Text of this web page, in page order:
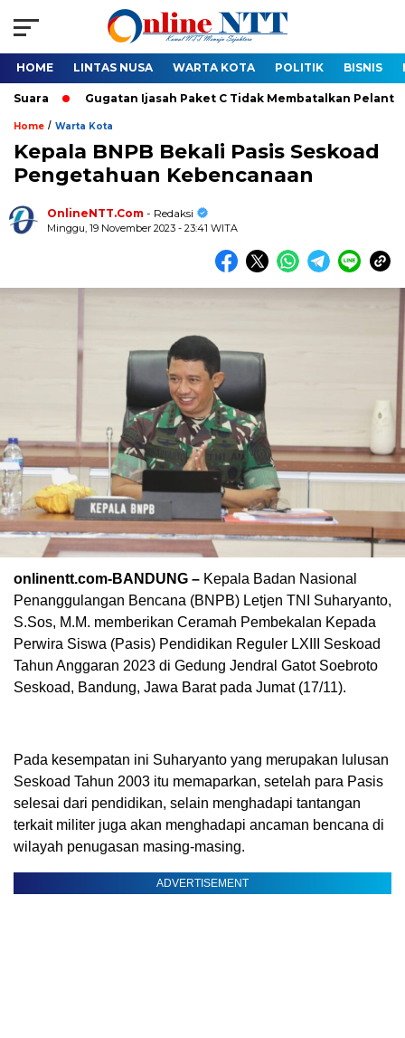
HOME LINTAS NUSA WARTA KOTA POLITIK BISNIS
Gugatan Ijasah Paket C Tidak Membatalkan Pelantikan
Home / Warta Kota
Kepala BNPB Bekali Pasis Seskoad
Pengetahuan Kebencanaan
OnlineNTT.Com - Redaksi
Minggu, 19 November 2023 - 23:41 WITA
onlinentt.com-BANDUNG – Kepala Badan Nasional
Penanggulangan Bencana (BNPB) Letjen TNI Suharyanto,
S.Sos, M.M. memberikan Ceramah Pembekalan Kepada
Perwira Siswa (Pasis) Pendidikan Reguler LXIII Seskoad
Tahun Anggaran 2023 di Gedung Jendral Gatot Soebroto
Seskoad, Bandung, Jawa Barat pada Jumat (17/11).
Pada kesempatan ini Suharyanto yang merupakan lulusan
Seskoad Tahun 2003 itu memaparkan, setelah para Pasis
selesai dari pendidikan, selain menghadapi tantangan
terkait militer juga akan menghadapi ancaman bencana di
wilayah penugasan masing-masing.
ADVERTISEMENT